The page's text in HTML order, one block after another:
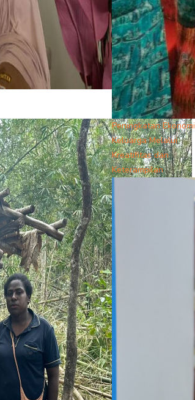
Peningkatan Ekonomi
Keluarga Melalui
Kreatifitas dan
Keterampilan